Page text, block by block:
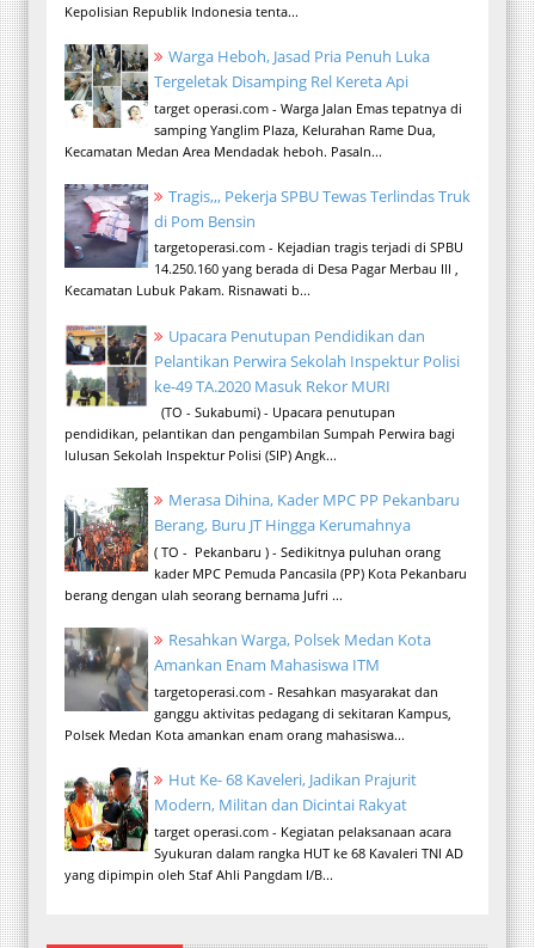
Kepolisian Republik Indonesia tenta...
Warga Heboh, Jasad Pria Penuh Luka
Tergeletak Disamping Rel Kereta Api
target operasi.com - Warga Jalan Emas tepatnya di
samping Yanglim Plaza, Kelurahan Rame Dua,
Kecamatan Medan Area Mendadak heboh. Pasaln...
Tragis,,, Pekerja SPBU Tewas Terlindas Truk
di Pom Bensin
targetoperasi.com - Kejadian tragis terjadi di SPBU
14.250.160 yang berada di Desa Pagar Merbau III ,
Kecamatan Lubuk Pakam. Risnawati b...
Upacara Penutupan Pendidikan dan
Pelantikan Perwira Sekolah Inspektur Polisi
ke-49 TA.2020 Masuk Rekor MURI
(TO - Sukabumi) - Upacara penutupan
pendidikan, pelantikan dan pengambilan Sumpah Perwira bagi
lulusan Sekolah Inspektur Polisi (SIP) Angk...
Merasa Dihina, Kader MPC PP Pekanbaru
Berang, Buru JT Hingga Kerumahnya
( TO - Pekanbaru ) - Sedikitnya puluhan orang
kader MPC Pemuda Pancasila (PP) Kota Pekanbaru
berang dengan ulah seorang bernama Jufri ...
Resahkan Warga, Polsek Medan Kota
Amankan Enam Mahasiswa ITM
targetoperasi.com - Resahkan masyarakat dan
ganggu aktivitas pedagang di sekitaran Kampus,
Polsek Medan Kota amankan enam orang mahasiswa...
Hut Ke- 68 Kaveleri, Jadikan Prajurit
Modern, Militan dan Dicintai Rakyat
target operasi.com - Kegiatan pelaksanaan acara
Syukuran dalam rangka HUT ke 68 Kavaleri TNI AD
yang dipimpin oleh Staf Ahli Pangdam I/B...